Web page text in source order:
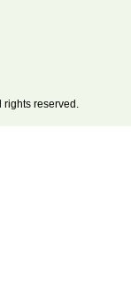
rights reserved.